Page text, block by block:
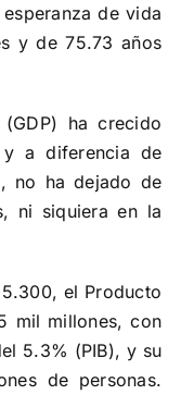
de vida
y de 75.73 años
ha crecido
a diferencia de
no ha dejado de
ni siquiera en la
el Producto
mil millones, con
5.3% (PIB), y su
de personas.